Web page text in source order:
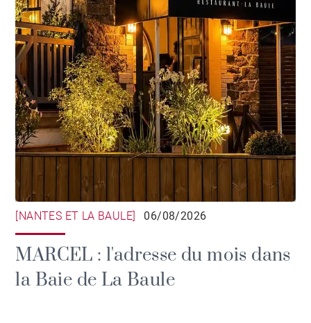
[NANTES ET LA BAULE] 06/08/2026
MARCEL : l'adresse du mois dans
la Baie de La Baule